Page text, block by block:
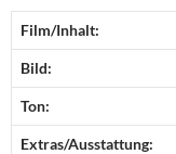
Film/Inhalt:
Bild:
Ton:
Extras/Ausstattung: